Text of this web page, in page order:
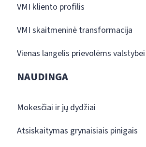
VMI kliento profilis
VMI skaitmeninė transformacija
Vienas langelis prievolėms
NAUDINGA
Mokesčiai ir jų dydžiai
Atsiskaitymas grynaisiais pinigais